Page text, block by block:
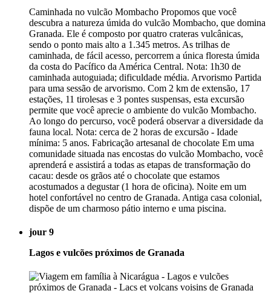
Caminhada no vulcão Mombacho Propomos que você
descubra a natureza úmida do vulcão Mombacho, que domina
Granada. Ele é composto por quatro crateras vulcânicas,
sendo o ponto mais alto a 1.345 metros. As trilhas de
caminhada, de fácil acesso, percorrem a única floresta úmida
da costa do Pacífico da América Central. Nota: 1h30 de
caminhada autoguiada; dificuldade média. Arvorismo Partida
para uma sessão de arvorismo. Com 2 km de extensão, 17
estações, 11 tirolesas e 3 pontes suspensas, esta excursão
permite que você aprecie o ambiente do vulcão Mombacho.
Ao longo do percurso, você poderá observar a diversidade da
fauna local. Nota: cerca de 2 horas de excursão - Idade
mínima: 5 anos. Fabricação artesanal de chocolate Em uma
comunidade situada nas encostas do vulcão Mombacho, você
aprenderá e assistirá a todas as etapas de transformação do
cacau: desde os grãos até o chocolate que estamos
acostumados a degustar (1 hora de oficina). Noite em um
hotel confortável no centro de Granada. Antiga casa colonial,
dispõe de um charmoso pátio interno e uma piscina.
jour 9
Lagos e vulcões próximos de Granada